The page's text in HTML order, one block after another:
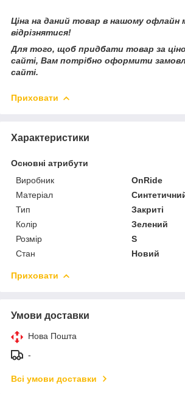
Ціна на даний товар в нашому офлайн
відрізнятися!
Для того, щоб придбати товар за
сайті, Вам потрібно оформити
сайті.
Приховати
Характеристики
Основні атрибути
Виробник
OnRide
Матеріал
Тип
Закриті
Колір
Зелений
Розмір
S
Стан
Новий
Приховати
Умови доставки
Нова Пошта
-
Всі умови доставки